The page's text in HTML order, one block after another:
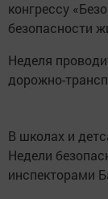
конгрессу
безопасности
Неделя
дорожно-
В школах и
Недели
инспекторами